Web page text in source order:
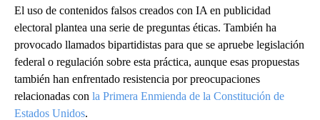
El uso de contenidos falsos creados con IA en publicidad
electoral plantea una serie de preguntas éticas. También ha
provocado llamados bipartidistas para que se apruebe legislación
federal o regulación sobre esta práctica, aunque esas propuestas
también han enfrentado resistencia por preocupaciones
relacionadas con la Primera Enmienda de la Constitución de
Estados Unidos.